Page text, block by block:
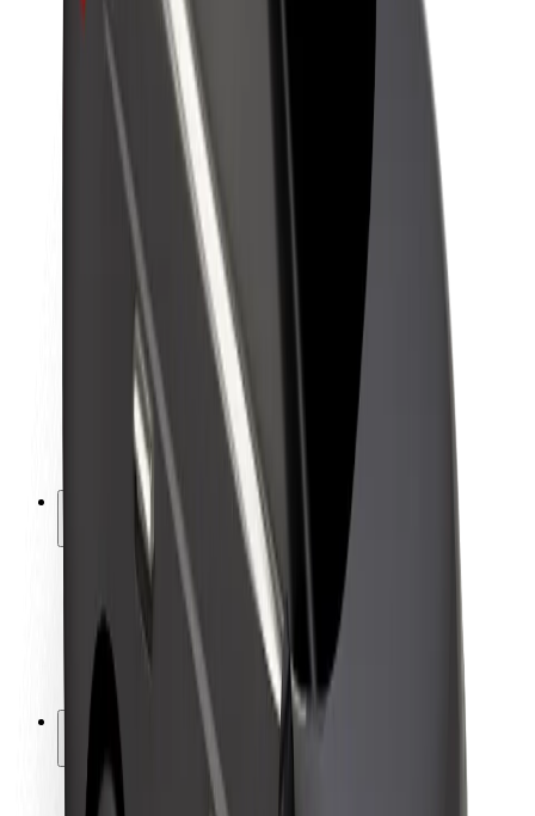
Sobre a Bolt
Sustentabilidade na Bolt
Projeto Zero
Blog
Sala de imprensa
Diretrizes da marca
Missão
Relações com investidores
Liderança
Marca
Imprensa
Fundo Urbano
Segurança
Segurança dos passageiros
Segurança dos motoristas
Segurança das trotinetes
Safety Lab
Localizações